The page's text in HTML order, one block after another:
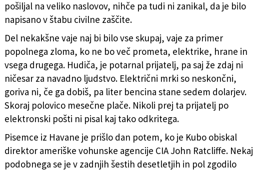
pošiljal na veliko naslovov, nihče pa tudi ni zanikal, da je bilo
napisano v štabu civilne zaščite.
Del nekakšne vaje naj bi bilo vse skupaj, vaje za primer
popolnega zloma, ko ne bo več prometa, elektrike, hrane in
vsega drugega. Hudiča, je potarnal prijatelj, pa saj že zdaj ni
ničesar za navadno ljudstvo. Električni mrki so neskončni,
goriva ni, če ga dobiš, pa liter bencina stane sedem dolarjev.
Skoraj polovico mesečne plače. Nikoli prej ta prijatelj po
elektronski pošti ni pisal kaj tako odkritega.
Pisemce iz Havane je prišlo dan potem, ko je Kubo obiskal
direktor ameriške vohunske agencije CIA John Ratcliffe. Nekaj
podobnega se je v zadnjih šestih desetletjih in pol zgodilo